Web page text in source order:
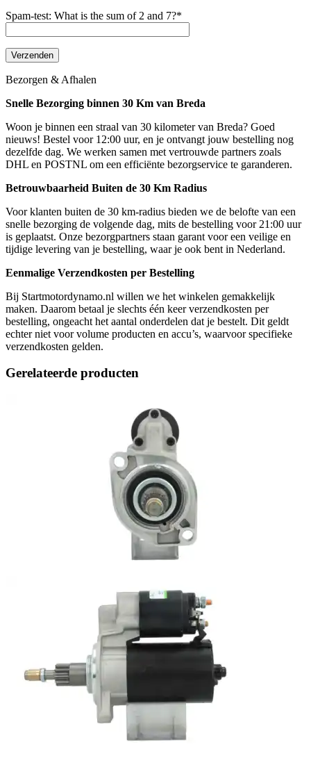
Spam-test: What is the sum of 2 and 7?*
Bezorgen & Afhalen
Snelle Bezorging binnen 30 Km van Breda
Woon je binnen een straal van 30 kilometer van Breda? Goed
nieuws! Bestel voor 12:00 uur, en je ontvangt jouw bestelling nog
dezelfde dag. We werken samen met vertrouwde partners zoals
DHL en POSTNL om een efficiënte bezorgservice te garanderen.
Betrouwbaarheid Buiten de 30 Km Radius
Voor klanten buiten de 30 km-radius bieden we de belofte van een
snelle bezorging de volgende dag, mits de bestelling voor 21:00 uur
is geplaatst. Onze bezorgpartners staan garant voor een veilige en
tijdige levering van je bestelling, waar je ook bent in Nederland.
Eenmalige Verzendkosten per Bestelling
Bij Startmotordynamo.nl willen we het winkelen gemakkelijk
maken. Daarom betaal je slechts één keer verzendkosten per
bestelling, ongeacht het aantal onderdelen dat je bestelt. Dit geldt
echter niet voor volume producten en accu’s, waarvoor specifieke
verzendkosten gelden.
Gerelateerde producten